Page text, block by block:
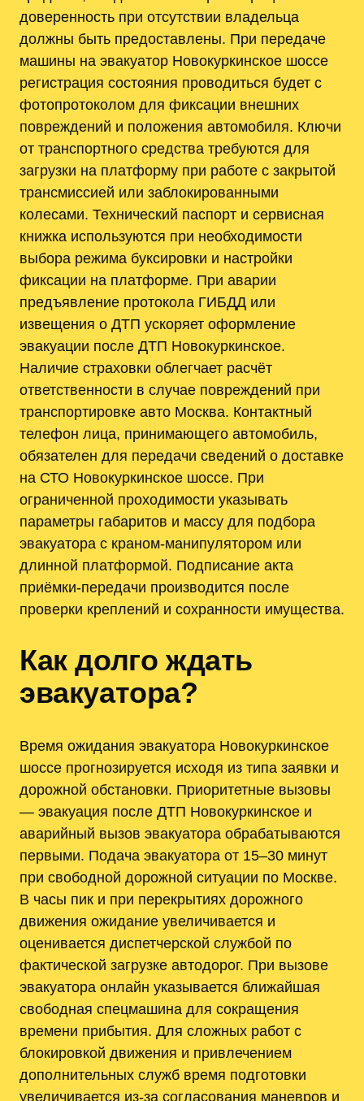
доверенность при отсутствии владельца
должны быть предоставлены. При передаче
машины на эвакуатор Новокуркинское шоссе
регистрация состояния проводиться будет с
фотопротоколом для фиксации внешних
повреждений и положения автомобиля. Ключи
от транспортного средства требуются для
загрузки на платформу при работе с закрытой
трансмиссией или заблокированными
колесами. Технический паспорт и сервисная
книжка используются при необходимости
выбора режима буксировки и настройки
фиксации на платформе. При аварии
предъявление протокола ГИБДД или
извещения о ДТП ускоряет оформление
эвакуации после ДТП Новокуркинское.
Наличие страховки облегчает расчёт
ответственности в случае повреждений при
транспортировке авто Москва. Контактный
телефон лица, принимающего автомобиль,
обязателен для передачи сведений о доставке
на СТО Новокуркинское шоссе. При
ограниченной проходимости указывать
параметры габаритов и массу для подбора
эвакуатора с краном-манипулятором или
длинной платформой. Подписание акта
приёмки-передачи производится после
проверки креплений и сохранности имущества.
Как долго ждать
эвакуатора?
Время ожидания эвакуатора Новокуркинское
шоссе прогнозируется исходя из типа заявки и
дорожной обстановки. Приоритетные вызовы
— эвакуация после ДТП Новокуркинское и
аварийный вызов эвакуатора обрабатываются
первыми. Подача эвакуатора от 15–30 минут
при свободной дорожной ситуации по Москве.
В часы пик и при перекрытиях дорожного
движения ожидание увеличивается и
оценивается диспетчерской службой по
фактической загрузке автодорог. При вызове
эвакуатора онлайн указывается ближайшая
свободная спецмашина для сокращения
времени прибытия. Для сложных работ с
блокировкой движения и привлечением
дополнительных служб время подготовки
увеличивается из‑за согласования маневров и